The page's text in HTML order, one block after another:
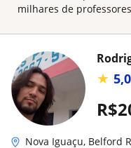
milhares de
★ 5,0
Nova Iguaçu, Belford